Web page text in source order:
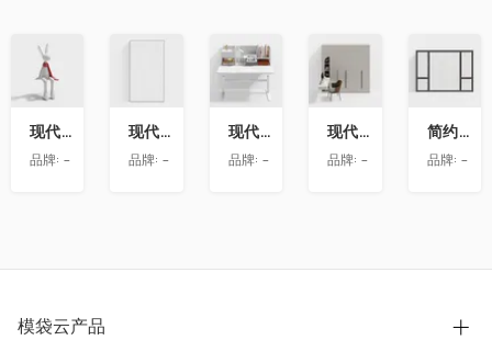
藏
现代兔子艺术雕塑摆件
品牌: -
现代玻璃隔断
品牌: -
收
藏
现代书桌
品牌: -
收
藏
现代衣柜带转角书桌
品牌: -
收
藏
简约房屋推拉窗
品牌: -
模袋云产品